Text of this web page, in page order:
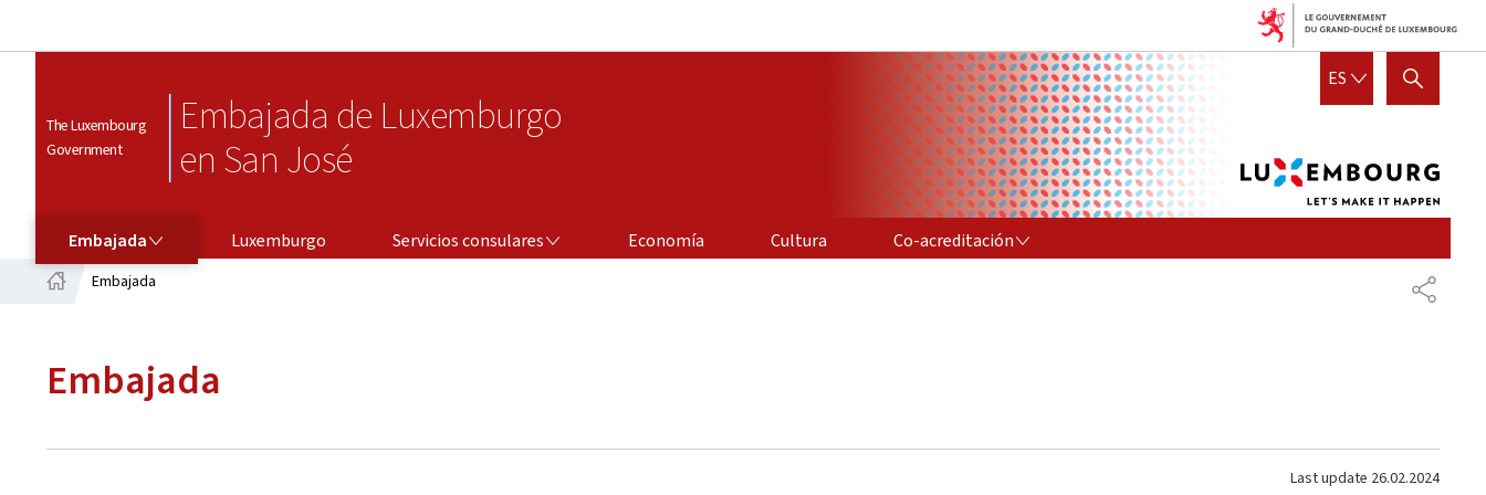
The Luxembourg
Government
Embajada de Luxemburgo
en San José
ES ESPAÑOL
SHOW HIDE SEARCH
Embajada Luxemburgo Servicios consulares Economía Cultura Co-acreditación
Embajada
Embajada
Last update 26.02.2024